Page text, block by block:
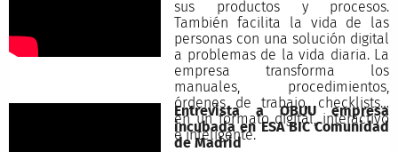
sus productos y procesos.
También facilita la vida de las
personas con una solución digital
a problemas de la vida diaria. La
empresa transforma los
manuales, procedimientos,
órdenes de trabajo, checklists…
en un formato digital, interactivo
e inteligente.
Entrevista a OBUU empresa
incubada en ESA BIC Comunidad
de Madrid